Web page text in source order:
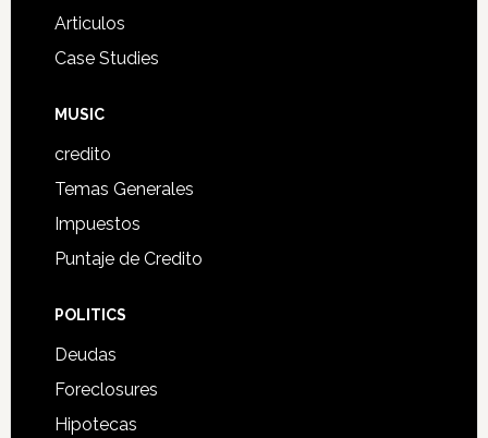
Articulos
Case Studies
MUSIC
credito
Temas Generales
Impuestos
Puntaje de Credito
POLITICS
Deudas
Foreclosures
Hipotecas